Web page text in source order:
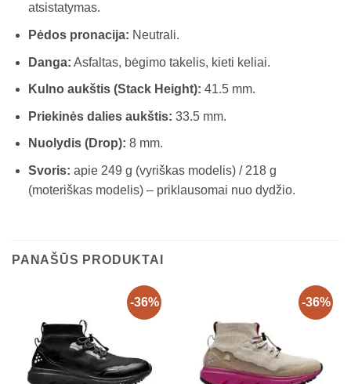
atsistatymas.
Pėdos pronacija: Neutrali.
Danga: Asfaltas, bėgimo takelis, kieti keliai.
Kulno aukštis (Stack Height): 41.5 mm.
Priekinės dalies aukštis: 33.5 mm.
Nuolydis (Drop): 8 mm.
Svoris: apie 249 g (vyriškas modelis) / 218 g
(moteriškas modelis) – priklausomai nuo dydžio.
PANAŠŪS PRODUKTAI
-36% -36%